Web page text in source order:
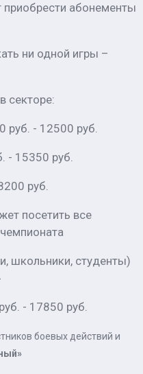
абонементы
ни одной игры –
секторе:
руб. - 12500 руб.
- 15350 руб.
руб.
посетить все
школьники, студенты)
- 17850 руб.
боевых действий и